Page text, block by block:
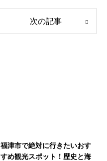
次の記事
福津市で絶対に行きたいおす
すめ観光スポット！歴史と海